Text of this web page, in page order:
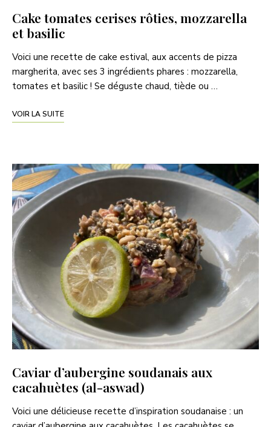
Cake tomates cerises rôties, mozzarella
et basilic
Voici une recette de cake estival, aux accents de pizza
margherita, avec ses 3 ingrédients phares : mozzarella,
tomates et basilic ! Se déguste chaud, tiède ou …
VOIR LA SUITE
Caviar d’aubergine soudanais aux
cacahuètes (al-aswad)
Voici une délicieuse recette d’inspiration soudanaise : un